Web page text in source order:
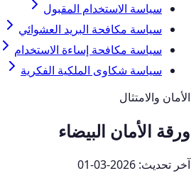
سياسة الاستخدام المقبول
سياسة مكافحة البريد العشوائي
سياسة مكافحة إساءة الاستخدام
سياسة شكاوى الملكية الفكرية
الأمان والامتثال
ورقة الأمان البيضاء
آخر تحديث: 2026-03-01